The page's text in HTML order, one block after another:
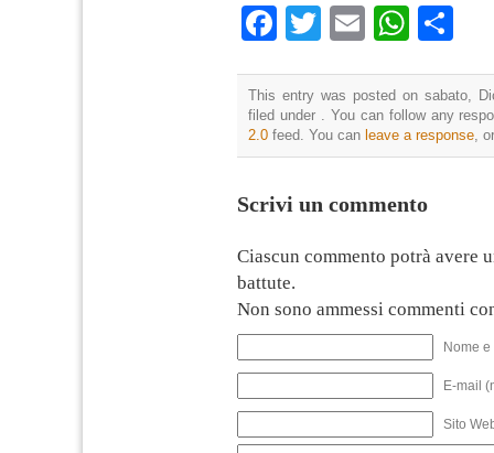
Facebook
TwitterEmail
This entry was posted on sabato,
filed under . You can follow any
2.0 feed. You can leave a response,
Scrivi un commento
Ciascun commento potrà avere
battute.
Non sono ammessi commenti
Nome
E-mail
Sito